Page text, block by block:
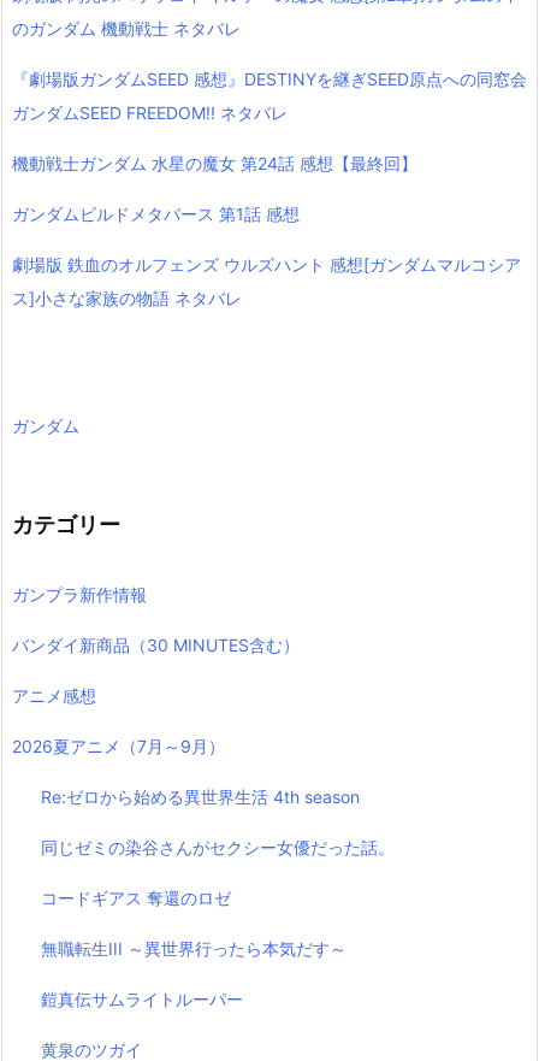
のガンダム 機動戦士 ネタバレ
『劇場版ガンダムSEED 感想』DESTINYを継ぎSEED原点への同窓会
ガンダムSEED FREEDOM!! ネタバレ
機動戦士ガンダム 水星の魔女 第24話 感想【最終回】
ガンダムビルドメタバース 第1話 感想
劇場版 鉄血のオルフェンズ ウルズハント 感想[ガンダムマルコシア
ス]小さな家族の物語 ネタバレ
ガンダム
カテゴリー
ガンプラ新作情報
バンダイ新商品（30 MINUTES含む）
アニメ感想
2026夏アニメ（7月～9月）
Re:ゼロから始める異世界生活 4th season
同じゼミの染谷さんがセクシー女優だった話。
コードギアス 奪還のロゼ
無職転生III ～異世界行ったら本気だす～
鎧真伝サムライトルーパー
黄泉のツガイ